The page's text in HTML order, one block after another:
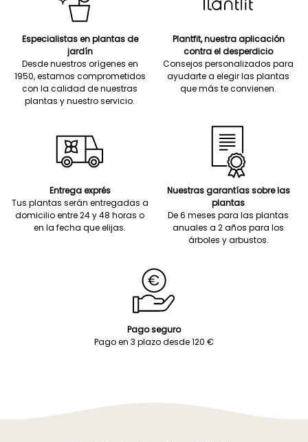
Especialistas en plantas de
jardín
Desde nuestros orígenes en
1950, estamos comprometidos
con la calidad de nuestras
plantas y nuestro servicio.
Plantfit, nuestra aplicación
contra el desperdicio
Consejos personalizados para
ayudarte a elegir las plantas
que más te convienen.
Entrega exprés
Tus plantas serán entregadas a
domicilio entre 24 y 48 horas o
en la fecha que elijas.
Nuestras garantías sobre las
plantas
De 6 meses para las plantas
anuales a 2 años para los
árboles y arbustos.
Pago seguro
Pago en 3 plazo desde 120 €